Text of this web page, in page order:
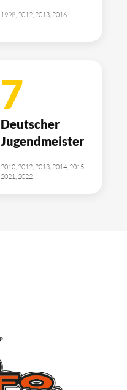
1998, 2012, 2013, 2016
7
Deutscher
Jugendmeister
2010, 2012, 2013, 2014, 2015,
2021, 2022